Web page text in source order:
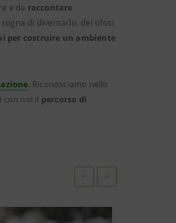
e da raccontare
di diventarlo, dei tifosi
per costruire un ambiente
. Riconosciamo nello
con noi il percorso di